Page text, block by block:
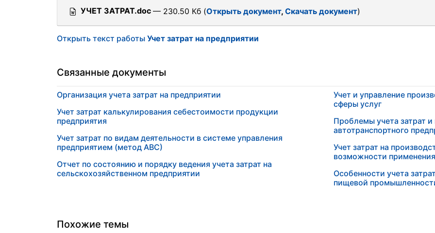
УЧЕТ ЗАТРАТ.doc — 230.50 Кб (Открыть документ, Скачать документ)
Открыть текст работы Учет затрат на предприятии
Связанные документы
Организация учета затрат на предприятии
Учет затрат калькулирования себестоимости продукции
предприятия
Учет затрат по видам деятельности в системе управления
предприятием (метод АВС)
Отчет по состоянию и порядку ведения учета затрат на
сельскохозяйственном предприятии
Учет и управление
сферы услуг
Проблемы учета затрат
автотранспортного
Учет затрат на
возможности
Особенности учета
пищевой
Похожие темы